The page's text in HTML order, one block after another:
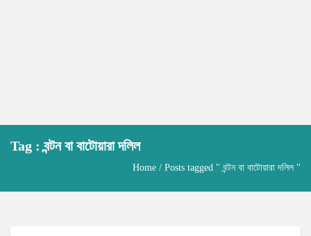
Tag : বন্টন বা বাটোয়ারা দলিল
Home / Posts tagged " বন্টন বা বাটোয়ারা দলিল "